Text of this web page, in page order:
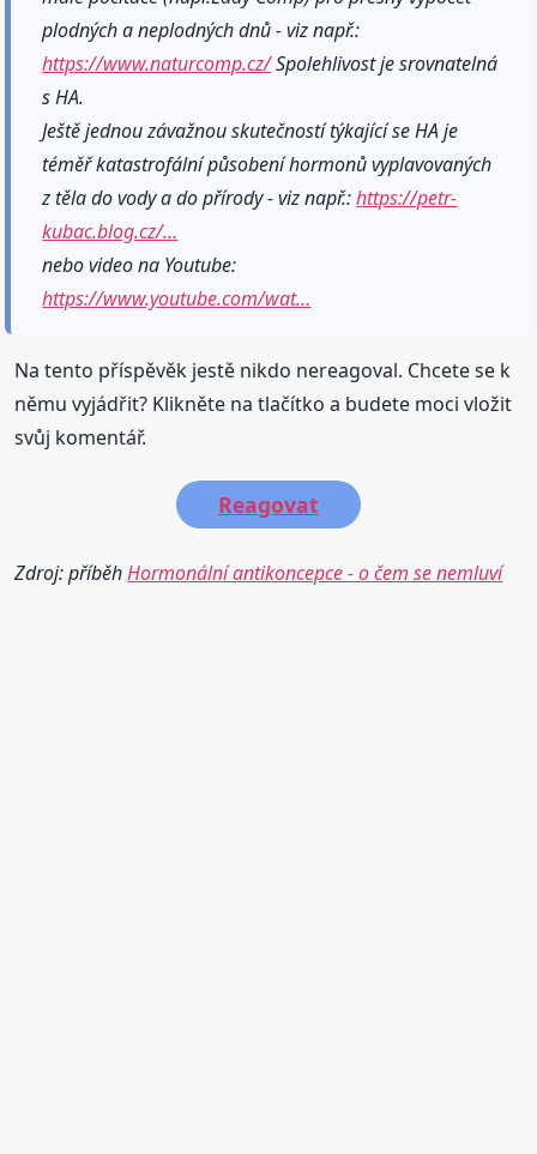
plodných a neplodných dnů - viz např.:
https://www.naturcomp.cz/Spolehlivost je srovnatelná
s HA.
Ještě jednou závažnou skutečností týkající se HA je
téměř katastrofální působení hormonů vyplavovaných
z těla do vody a do přírody - viz např.:https://petr-
kubac.blog.cz/…
nebo video na Youtube:
https://www.youtube.com/wat…
Na tento příspěvěk jestě nikdo nereagoval. Chcete se k
němu vyjádřit? Klikněte na tlačítko a budete moci vložit
svůj komentář.
Reagovat
Zdroj: příběhHormonální antikoncepce - o čem se nemluví